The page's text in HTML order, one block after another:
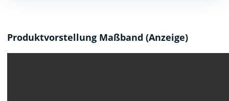
Produktvorstellung Maßband (Anzeige)